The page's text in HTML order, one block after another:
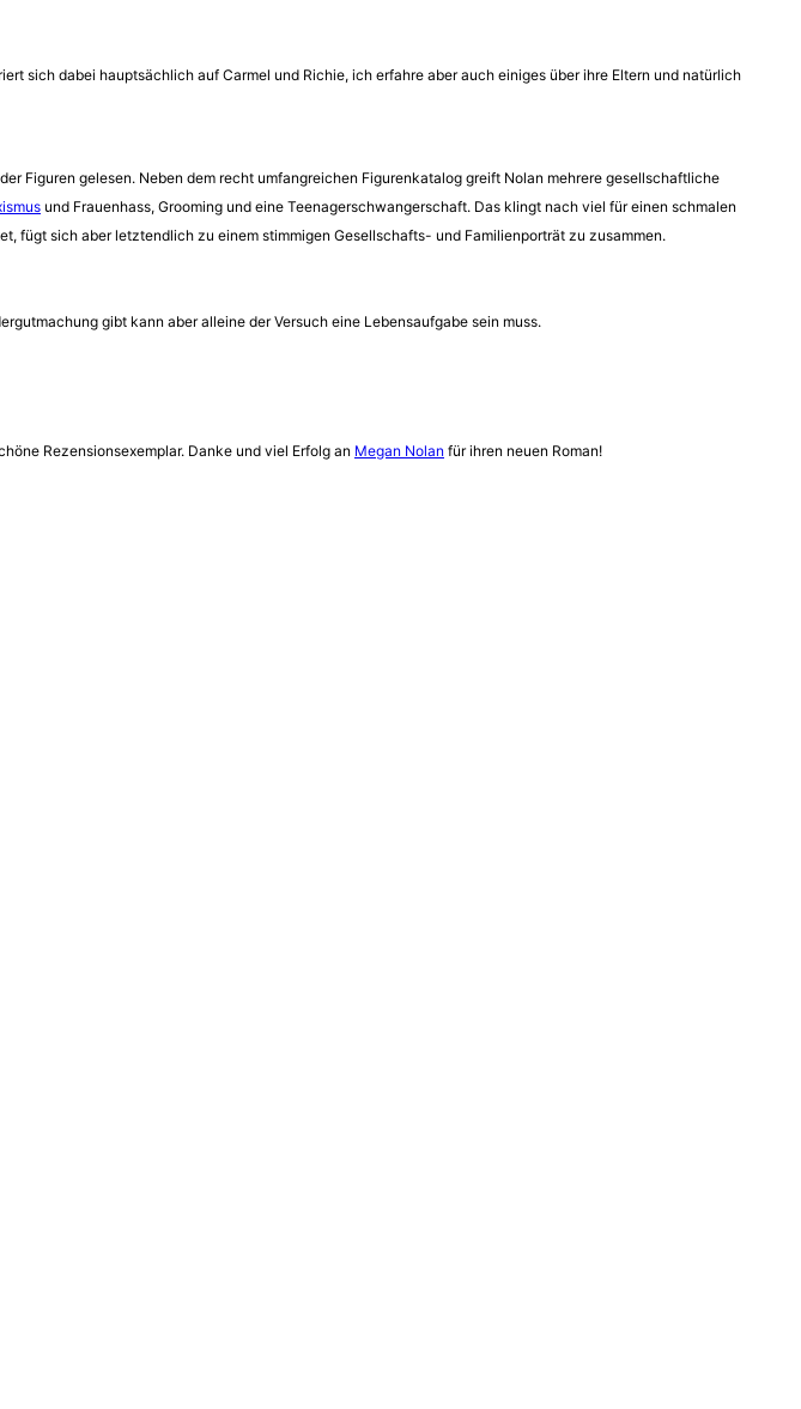
sich dabei hauptsächlich auf Carmel und Richie, ich erfahre aber auch einiges über ihre Eltern und natürlich
Figuren gelesen. Neben dem recht umfangreichen Figurenkatalog greift Nolan mehrere gesellschaftliche
und Frauenhass, Grooming und eine Teenagerschwangerschaft. Das klingt nach viel für einen schmalen
fügt sich aber letztendlich zu einem stimmigen Gesellschafts- und Familienporträt zu zusammen.
gibt kann aber alleine der Versuch eine Lebensaufgabe sein muss.
Rezensionsexemplar. Danke und viel Erfolg an Megan Nolan für ihren neuen Roman!